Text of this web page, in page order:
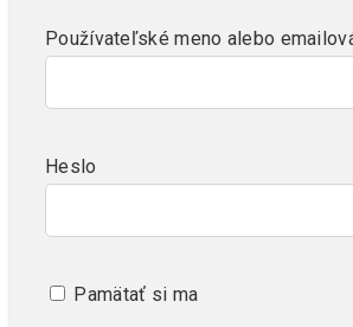
Používateľské meno alebo
Heslo
Pamätať si ma